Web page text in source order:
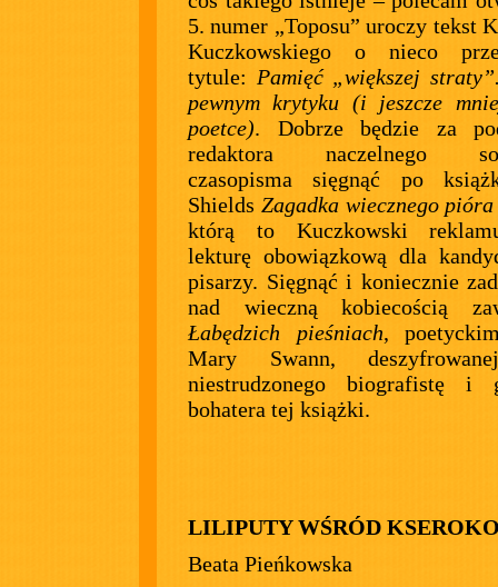
5. numer „Toposu” uroczy tekst
Kuczkowskiego o nieco
tytule: Pamięć „większej
pewnym krytyku (i jeszcze
poetce). Dobrze będzie za
redaktora naczelnego
czasopisma sięgnąć po
Shields Zagadka wiecznego pióra
którą to Kuczkowski
lekturę obowiązkową dla
pisarzy. Sięgnąć i koniecznie
nad wieczną kobiecością
Łabędzich pieśniach,
Mary Swann,
niestrudzonego biografistę i
bohatera tej książki.
LILIPUTY WŚRÓD
Beata Pieńkowska